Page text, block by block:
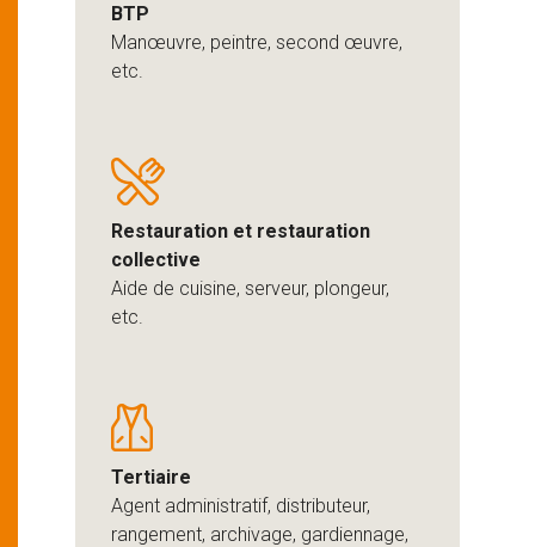
BTP
Manœuvre, peintre, second œuvre,
etc.
Restauration et restauration
collective
Aide de cuisine, serveur, plongeur,
etc.
Tertiaire
Agent administratif, distributeur,
rangement, archivage, gardiennage,